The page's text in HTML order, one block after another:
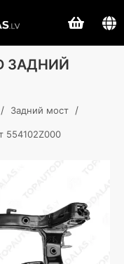
ЗАДНИЙ
/ Задний мост /
554102Z000